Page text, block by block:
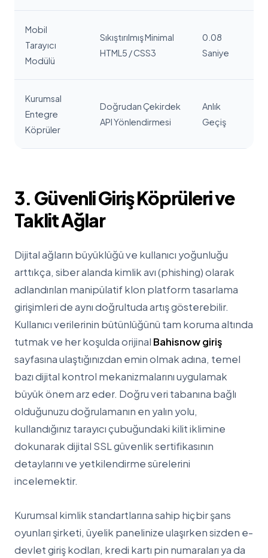
Mobil
Tarayıcı
Modülü
Sıkıştırılmış Minimal
HTML5 / CSS3
0.08
Saniye
Kurumsal
Entegre
Köprüler
Doğrudan Çekirdek
API Yönlendirmesi
Anlık
Geçiş
3. Güvenli Giriş Köprüleri ve
Taklit Ağlar
Dijital ağların büyüklüğü ve kullanıcı yoğunluğu
arttıkça, siber alanda kimlik avı (phishing) olarak
adlandırılan manipülatif klon platform tasarlama
girişimleri de aynı doğrultuda artış gösterebilir.
Kullanıcı verilerinin bütünlüğünü tam koruma altında
tutmak ve her koşulda orijinal Bahisnow giriş
sayfasına ulaştığınızdan emin olmak adına, temel
bazı dijital kontrol mekanizmalarını uygulamak
büyük önem arz eder. Doğru veri tabanına bağlı
olduğunuzu doğrulamanın en yalın yolu,
kullandığınız tarayıcı çubuğundaki kilit iklimine
dokunarak dijital SSL güvenlik sertifikasının
detaylarını ve yetkilendirme sürelerini
incelemektir.
Kurumsal kimlik standartlarına sahip hiçbir şans
oyunları şirketi, üyelik panelinize ulaşırken sizden e-
devlet giriş kodları, kredi kartı pin numaraları ya da